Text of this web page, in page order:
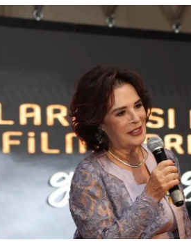
İstanbul
Kars
Kastamonu
Kayseri
Kırklareli
Kırşehir
Kocaeli